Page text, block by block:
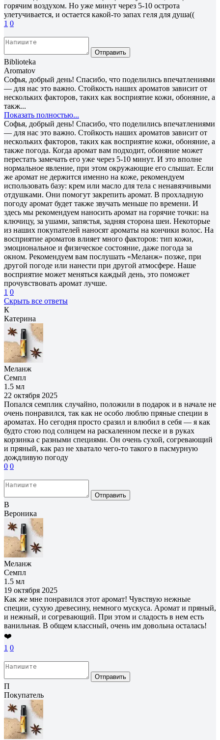
горячим воздухом. Но уже минут через 5-10 острота
улетучивается, и остается какой-то запах геля для душа((
1 0
Отправить
Biblioteka
Aromatov
Софья, добрый день! Спасибо, что поделились впечатлениями
— для нас это важно. Стойкость наших ароматов зависит от
нескольких факторов, таких как восприятие кожи, обоняние, а
такж...
Показать полностью...
Софья, добрый день! Спасибо, что поделились впечатлениями
— для нас это важно. Стойкость наших ароматов зависит от
нескольких факторов, таких как восприятие кожи, обоняние, а
также погода. Когда аромат вам подходит, обоняние может
перестать замечать его уже через 5-10 минут. И это вполне
нормальное явление, при этом окружающие его слышат. Если
же аромат не держится именно на коже, рекомендуем
использовать базу: крем или масло для тела с ненавязчивыми
отдушками. Они помогут закрепить аромат. В прохладную
погоду аромат будет также звучать меньше по времени. И
здесь мы рекомендуем наносить аромат на горячие точки: на
ключицу, за ушами, запястья, задняя сторона шеи. Некоторые
из наших покупателей наносят ароматы на кончики волос. На
восприятие ароматов влияет много факторов: тип кожи,
эмоциональное и физическое состояние, даже погода за
окном. Рекомендуем вам послушать «Меланж» позже, при
другой погоде или нанести при другой атмосфере. Наше
восприятие может меняться каждый день, это поможет
прочувствовать аромат лучше.
1 0
Скрыть все ответы
К
Катерина
Меланж
Семпл
1.5 мл
22 октября 2025
Попался семплик случайно, положили в подарок и в начале не
очень понравился, так как не особо люблю пряные специи в
ароматах. Но сегодня просто сразил и влюбил в себя — я как
будто стою под солнцем на раскаленном песке и в руках
корзинка с разными специями. Он очень сухой, согревающий
и пряный, как раз не хватало чего-то такого в пасмурную
дождливую погоду
0 0
Отправить
В
Вероника
Меланж
Семпл
1.5 мл
19 октября 2025
Как же мне понравился этот аромат! Чувствую нежные
специи, сухую древесину, немного мускуса. Аромат и пряный,
и нежный, и согревающий. При этом и сладость в нем есть
ванильная. В общем классный, очень им довольна осталась!
❤️
1 0
Отправить
П
Покупатель